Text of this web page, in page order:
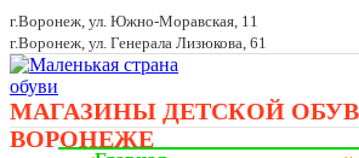
г.Воронеж, ул. Южно-Моравская, 11
г.Воронеж, ул. Генерала Лизюкова, 61
МАГАЗИНЫ ДЕТСКОЙ
ВОРОНЕЖЕ